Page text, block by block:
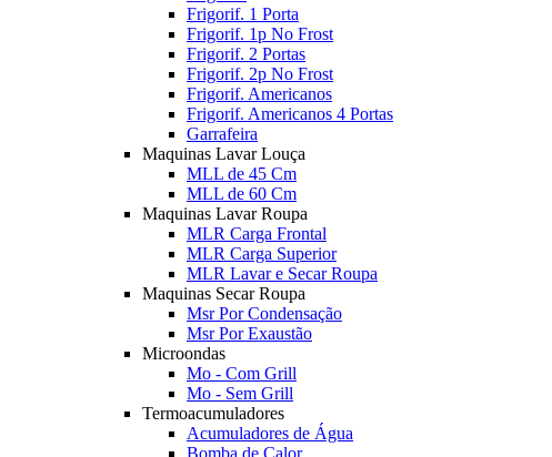
Frigorif. 1 Porta
Frigorif. 1p No Frost
Frigorif. 2 Portas
Frigorif. 2p No Frost
Frigorif. Americanos
Frigorif. Americanos 4 Portas
Garrafeira
Maquinas Lavar Louça
MLL de 45 Cm
MLL de 60 Cm
Maquinas Lavar Roupa
MLR Carga Frontal
MLR Carga Superior
MLR Lavar e Secar Roupa
Maquinas Secar Roupa
Msr Por Condensação
Msr Por Exaustão
Microondas
Mo - Com Grill
Mo - Sem Grill
Termoacumuladores
Acumuladores de Água
Bomba de Calor